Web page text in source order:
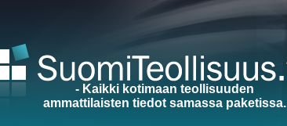
- Kaikki kotimaan teollisuuden
ammattilaisten tiedot samassa paketissa.